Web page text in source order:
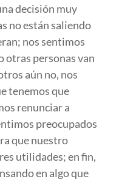
decisión muy
no están saliendo
nos sentimos
otras personas van
aún no, nos
tenemos que
renunciar a
preocupados
que nuestro
utilidades; en fin,
en algo que